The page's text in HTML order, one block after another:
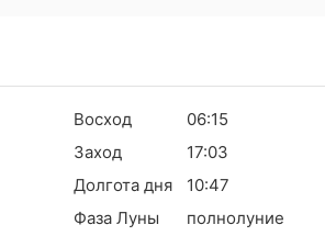
Восход
06:15
Заход
17:03
Долгота дня
10:47
Фаза Луны
полнолуние